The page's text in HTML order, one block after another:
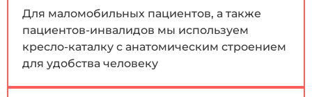
Для маломобильных пациентов, а также
пациентов-инвалидов мы используем
кресло-каталку с анатомическим строением
для удобства человеку